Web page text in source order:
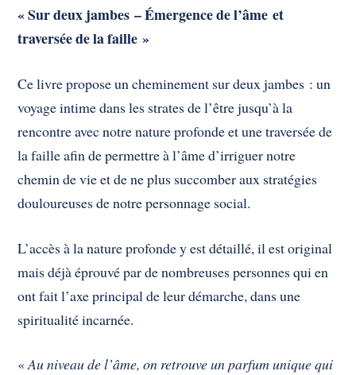
« Sur deux jambes – Émergence de l’âme et
traversée de la faille »
Ce livre propose un cheminement sur deux jambes : un
voyage intime dans les strates de l’être jusqu’à la
rencontre avec notre nature profonde et une traversée de
la faille afin de permettre à l’âme d’irriguer notre
chemin de vie et de ne plus succomber aux stratégies
douloureuses de notre personnage social.
L’accès à la nature profonde y est détaillé, il est original
mais déjà éprouvé par de nombreuses personnes qui en
ont fait l’axe principal de leur démarche, dans une
spiritualité incarnée.
«Au niveau de l’âme, on retrouve un parfum unique qui